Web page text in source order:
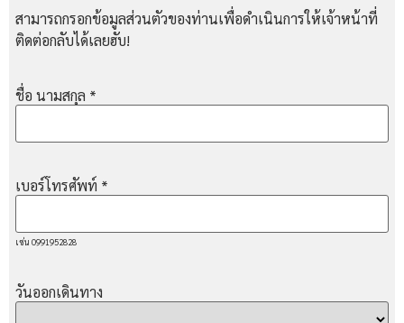
สามารถกรอกข้อมูลส่วนตัวของท่านเพื่อดำเนินการให้เจ้าหน้าที่
ติดต่อกลับได้เลยฮับ!
ชื่อ นามสกุล *
เบอร์โทรศัพท์ *
เช่น 0991952828
วันออกเดินทาง